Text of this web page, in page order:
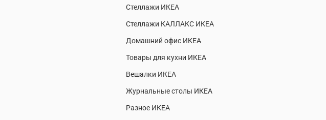
Стеллажи ИКЕА
Стеллажи КАЛЛАКС ИКЕА
Домашний офис ИКЕА
Товары для кухни ИКЕА
Вешалки ИКЕА
Журнальные столы ИКЕА
Разное ИКЕА